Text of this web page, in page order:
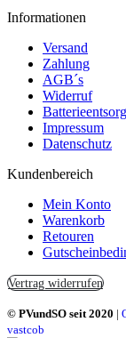
Informationen
Versand
Zahlung
AGB´s
Widerruf
Impressum
Datenschutz
Kundenbereich
Mein Konto
Warenkorb
Retouren
Vertrag widerrufen
© PVundSO seit 2020 |
vastcob